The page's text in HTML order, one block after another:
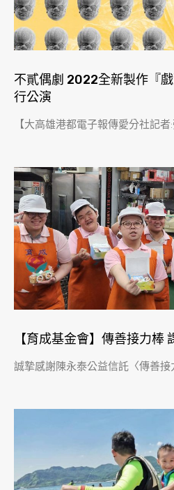
不貳偶劇 2022全新製作『
行公演
【大高雄港都電子報傳愛分社記
【育成基金會】傳善接力棒
誠摯感謝陳永泰公益信託〈傳善